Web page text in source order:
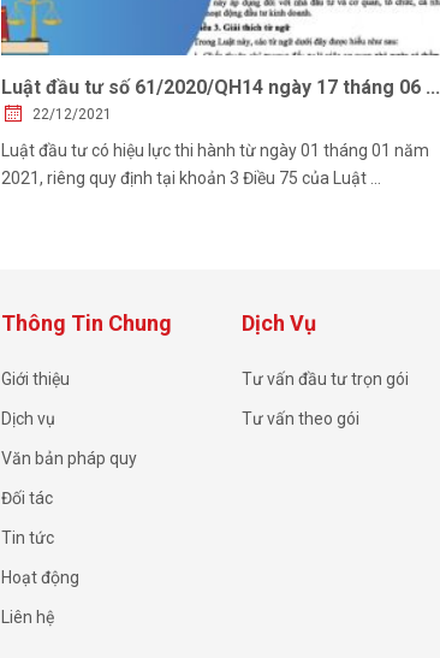
Luật đầu tư số 61/2020/QH14 ngày 17 tháng 06 ...
22/12/2021
Luật đầu tư có hiệu lực thi hành từ ngày 01 tháng 01 năm
2021, riêng quy định tại khoản 3 Điều 75 của Luật ...
Thông Tin Chung
Giới thiệu
Dịch vụ
Văn bản pháp quy
Đối tác
Tin tức
Hoạt động
Liên hệ
Dịch Vụ
Tư vấn đầu tư trọn gói
Tư vấn theo gói